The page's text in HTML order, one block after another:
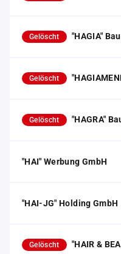
Gelöscht "HAGIA"
Gelöscht
Gelöscht "HAGRA"
"HAI" Werbung GmbH
"HAI-JG" Holding GmbH
Gelöscht "HAIR &